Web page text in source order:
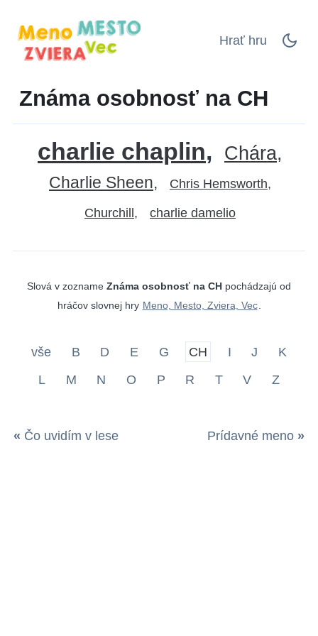
Hrať hru
Známa osobnosť na CH
charlie chaplin Chára
Charlie Sheen Chris Hemsworth
Churchill charlie damelio
Slová v zozname Známa osobnosť na CH pochádzajú od
hráčov slovnej hry Meno, Mesto, Zviera, Vec
vše B D E G CH I J
K
L
M N O P R T V Z
« Čo uvidím v lese Prídavné meno »